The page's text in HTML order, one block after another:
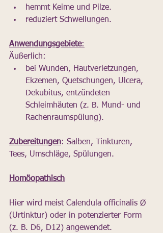
hemmt Keime und Pilze.
reduziert Schwellungen.
Anwendungsgebiete:
Äußerlich:
bei Wunden, Hautverletzungen,
Ekzemen, Quetschungen, Ulcera,
Dekubitus, entzündeten
Schleimhäuten (z. B. Mund- und
Rachenraumspülung).
Zubereitungen: Salben, Tinkturen,
Tees, Umschläge, Spülungen.
Homöopathisch
Hier wird meist Calendula officinalis Ø
(Urtinktur) oder in potenzierter Form
(z. B. D6, D12) angewendet.